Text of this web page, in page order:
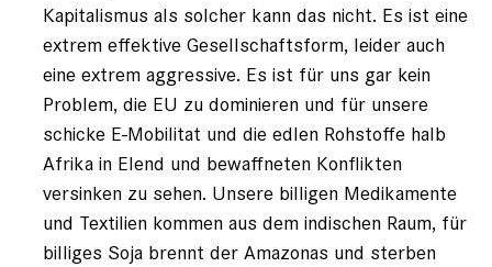
Kapitalismus als solcher kann das nicht. Es ist eine
extrem effektive Gesellschaftsform, leider auch
eine extrem aggressive. Es ist für uns gar kein
Problem, die EU zu dominieren und für unsere
schicke E-Mobilitat und die edlen Rohstoffe halb
Afrika in Elend und bewaffneten Konflikten
versinken zu sehen. Unsere billigen Medikamente
und Textilien kommen aus dem indischen Raum, für
billiges Soja brennt der Amazonas und sterben